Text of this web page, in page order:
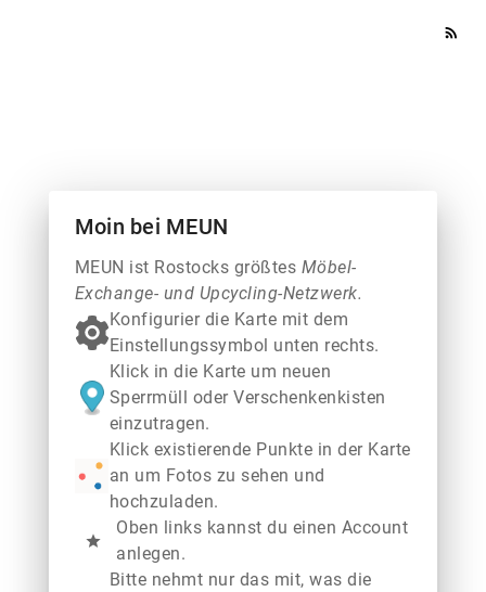
rss_feed
Moin bei MEUN
MEUN ist Rostocks größtes Möbel-
Exchange- und Upcycling-Netzwerk.
Konfigurier die Karte mit dem
Einstellungssymbol unten rechts.
Klick in die Karte um neuen
Sperrmüll oder Verschenkenkisten
einzutragen.
Klick existierende Punkte in der Karte
an um Fotos zu sehen und
hochzuladen.
star
Oben links kannst du einen Account
anlegen.
Bitte nehmt nur das mit, was die